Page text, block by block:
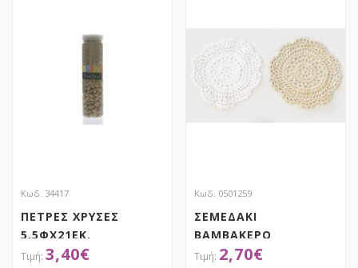
Κωδ. 34417
ΠΕΤΡΕΣ ΧΡΥΣΕΣ
5.5ΦΧ21ΕΚ.
3,40€
Κωδ. 0501259
ΣΕΜΕΔΑΚΙ
ΒΑΜΒΑΚΕΡΟ
2,70€